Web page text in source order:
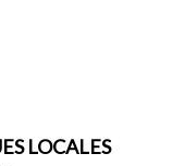
LOCALES